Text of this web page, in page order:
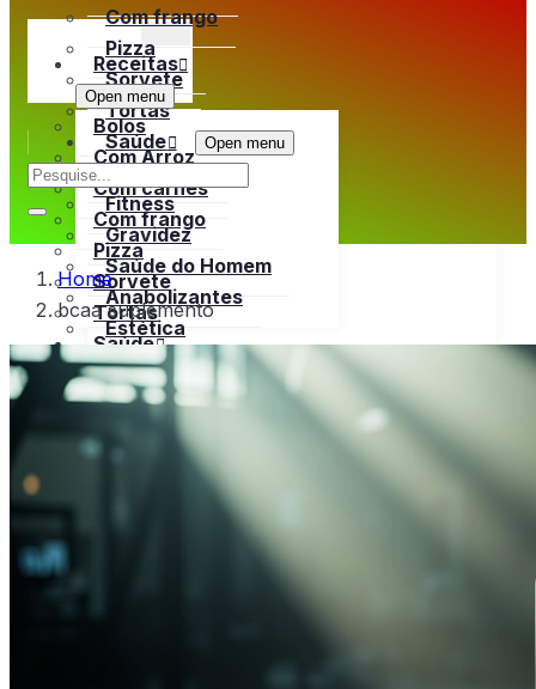
Com frango
Pizza
Sorvete
Tortas
Saúde
Open menu
Fitness
Gravidez
Saúde do Homem
Anabolizantes
Estética
Dores
Remédios Caseiros
Vitaminas
Tratamentos Naturais
Tabela Nutricional
Receitas
Open menu
Bolos
Com Arroz
Com carnes
Com frango
Pizza
Sorvete
Tortas
Saúde
Open menu
Emagrecer
Fitness
Saúde do Homem
Anabolizantes
Home
bcaa suplemento